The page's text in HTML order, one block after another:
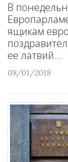
В
ящикам
ее латвий...
08/01/2018